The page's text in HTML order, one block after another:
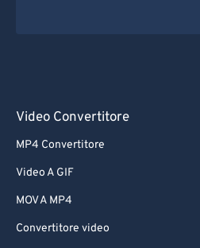
Video Convertitore
MP4 Convertitore
Video A GIF
MOV A MP4
Convertitore video